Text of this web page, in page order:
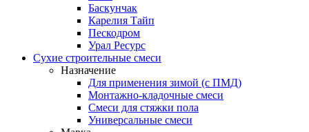
Баскунчак
Карелия Тайп
Пескодром
Урал Ресурс
Сухие строительные смеси
Назначение
Для применения зимой (с ПМД)
Монтажно-кладочные смеси
Смеси для стяжки пола
Универсальные смеси